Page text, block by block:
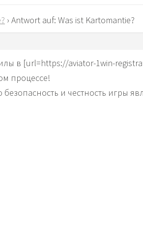
› Antwort auf: Was ist Kartomantie?
в [url=https://aviator-1win-
процессе!
безопасность и честность игры